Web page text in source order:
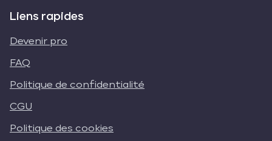
Liens rapides
Devenir pro
FAQ
Politique de confidentialité
CGU
Politique des cookies